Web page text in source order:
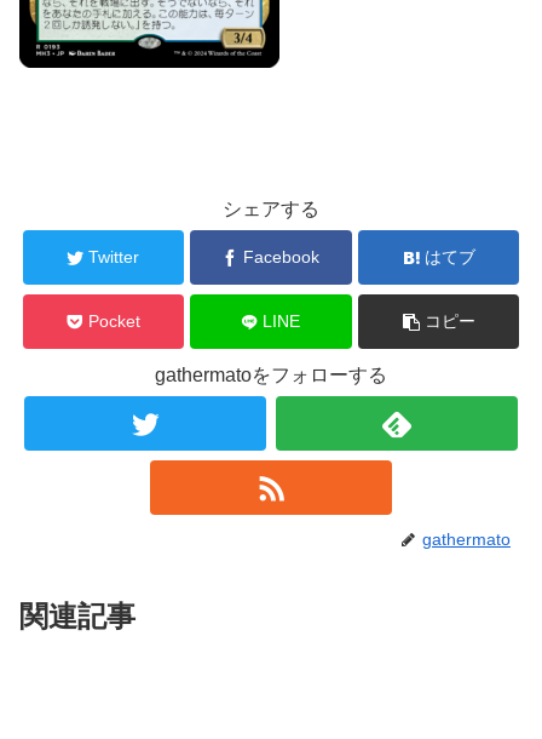
シェアする
Twitter Facebook はてブ
Pocket LINE コピー
gathermatoをフォローする
gathermato
関連記事